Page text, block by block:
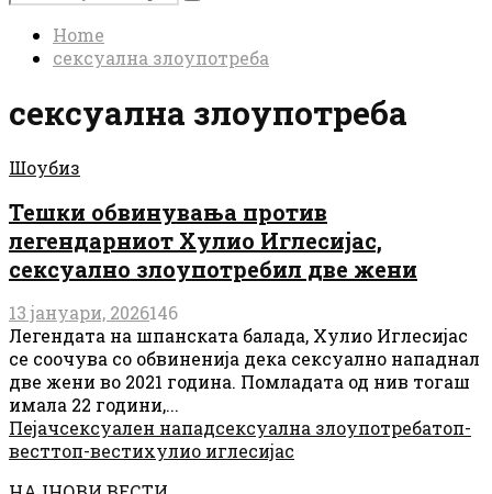
for:
Search
Home
сексуална злоупотреба
сексуална злоупотреба
Шоубиз
Тешки обвинувања против
легендарниот Хулио Иглесијас,
сексуално злоупотребил две жени
13 јануари, 2026146
Легендата на шпанската балада, Хулио Иглесијас
се соочува со обвиненија дека сексуално нападнал
две жени во 2021 година. Помладата од нив тогаш
имала 22 години,...
Пејачсексуален нападсексуална злоупотребатоп-
весттоп-вестихулио иглесијас